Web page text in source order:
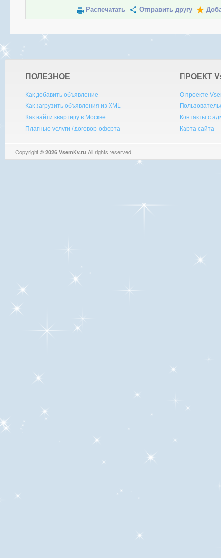
Распечатать Отправить другу
ПОЛЕЗНОЕ
Как добавить объявление
Как загрузить объявления из XML
Как найти квартиру в Москве
Платные услуги / договор-оферта
ПРОЕКТ V
О проекте
Контакты с
Карта сайта
Copyright © 2026 VsemKv.ru All rights reserved.